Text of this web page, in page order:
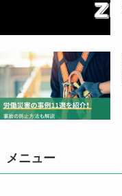
メニュー